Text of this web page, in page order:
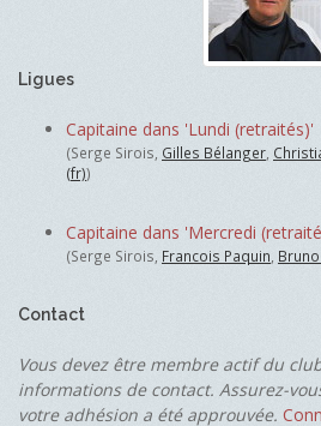
Ligues
Capitaine dans 'Lundi (retraités)'
(Serge Sirois, Gilles Bélanger
(fr))
Capitaine dans 'Mercredi
(Serge Sirois, Francois Paquin,
Contact
Vous devez être membre actif du
informations de contact. Assurez-
votre adhésion a été approuvée.